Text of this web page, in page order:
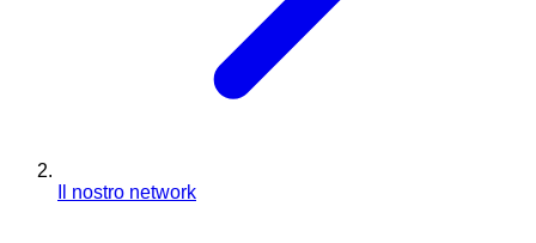
Il nostro network